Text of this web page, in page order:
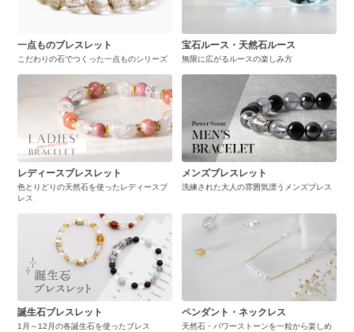
一点ものブレスレット
こだわりの石でつくった一点ものシリーズ
宝石ルース・天然石ルース
無限に広がるルースの楽しみ方
レディースブレスレット
色とりどりの天然石を使ったレディースブ
レス
メンズブレスレット
洗練された大人の雰囲気漂うメンズブレス
誕生石ブレスレット
1月～12月の各誕生石を使ったブレス
ペンダント・ネックレス
天然石・パワーストーンを一粒から楽しめ